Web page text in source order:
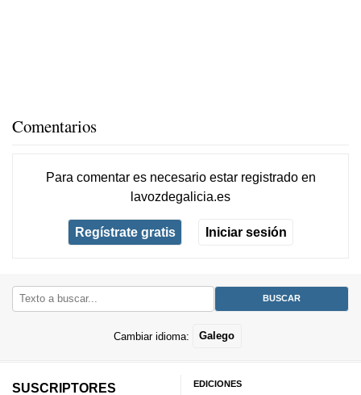
Comentarios
Para comentar es necesario estar registradoen
lavozdegalicia.es
Regístrate gratis Iniciar sesión
Cambiar idioma: Galego
SUSCRIPTORES
EDICIONES